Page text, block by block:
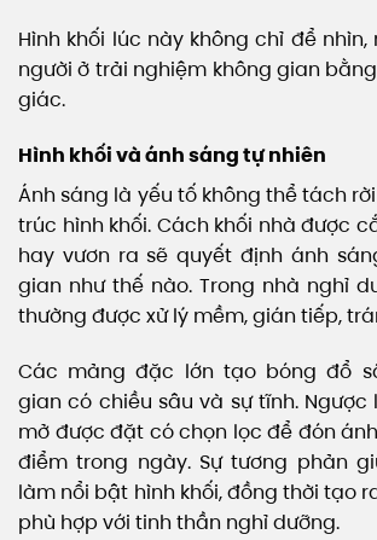
Hình khối lúc này không chỉ để
người ở trải nghiệm không gian
giác.
Hình khối và ánh sáng tự nhiên
Ánh sáng là yếu tố không thể tách
trúc hình khối. Cách khối nhà được
hay vươn ra sẽ quyết định ánh
gian như thế nào. Trong nhà nghỉ
thường được xử lý mềm, gián tiếp,
Các mảng đặc lớn tạo bóng đổ
gian có chiều sâu và sự tĩnh. Ngược
mở được đặt có chọn lọc để đón
điểm trong ngày. Sự tương phản
làm nổi bật hình khối, đồng thời tạo
phù hợp với tinh thần nghỉ dưỡng.